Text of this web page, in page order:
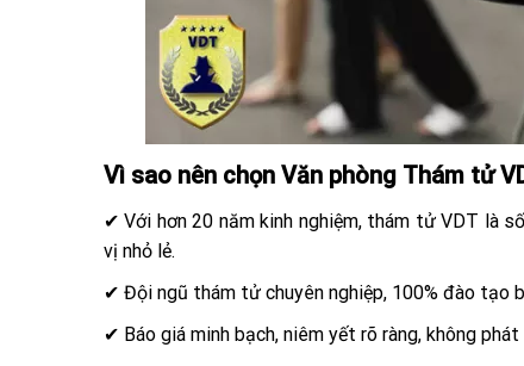
Vì sao nên chọn Văn phòng Thám tử
✔ Với hơn 20 năm kinh nghiệm, thám tử VDT là
vị nhỏ lẻ.
✔ Đội ngũ thám tử chuyên nghiệp, 100% đào tạo
✔ Báo giá minh bạch, niêm yết rõ ràng, không